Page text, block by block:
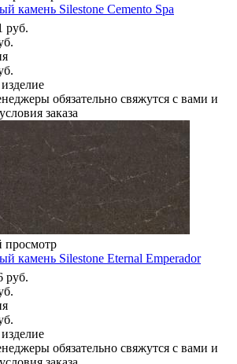
камень Silestone Cemento Spa
руб.
изделие
обязательно свяжутся с вами и
заказа
просмотр
камень Silestone Eternal Emperador
руб.
изделие
обязательно свяжутся с вами и